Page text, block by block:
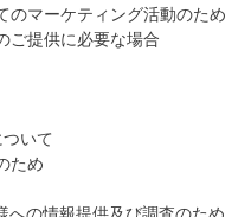
のマーケティング活動のため
ご提供に必要な場合
いて
ため
への情報提供及び調査のため